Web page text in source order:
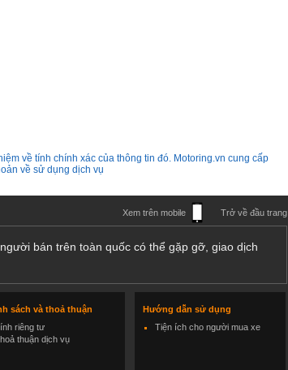
về tính chính xác của thông tin đó. Motoring.vn cung cấp
về sử dụng dịch vụ
Xem trên mobile Trở về đầu trang
bán trên toàn quốc có thể gặp gỡ, giao dịch
sách và thoả thuận
riêng tư
thuận dịch vụ
Hướng dẫn sử dụng
Tiện ích cho người mua xe